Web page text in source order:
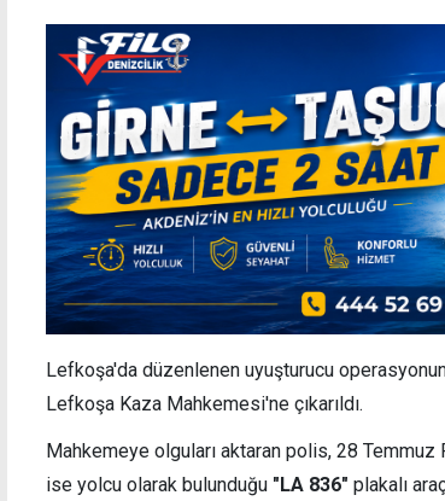
Lefkoşa'da düzenlenen uyuşturucu
Lefkoşa Kaza Mahkemesi'ne çıkarıldı.
Mahkemeye olguları aktaran polis, 28 Temmuz
ise yolcu olarak bulunduğu "LA 836" plakalı